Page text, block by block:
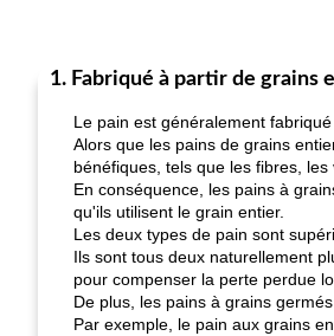
1. Fabriqué à partir de grains
Le pain est généralement
Alors que les pains de grains
bénéfiques, tels que les fibres,
En conséquence, les pains à
qu'ils utilisent le grain entier.
Les deux types de pain sont
Ils sont tous deux naturellement
pour compenser la perte perdue
De plus, les pains à grains
Par exemple, le pain aux grains